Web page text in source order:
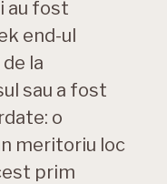
au fost
end-ul
la
sau a fost
o
meritoriu loc
prim